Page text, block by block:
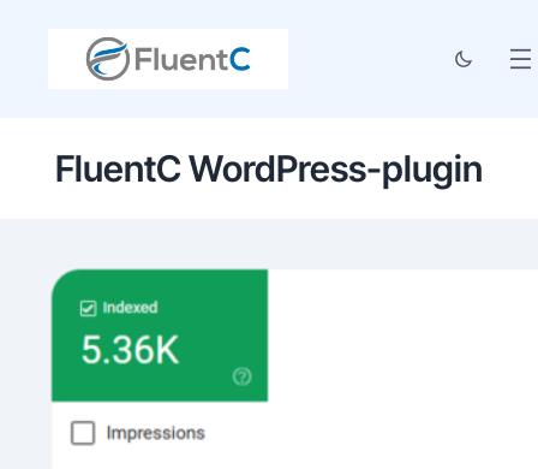
FluentC WordPress-plugin